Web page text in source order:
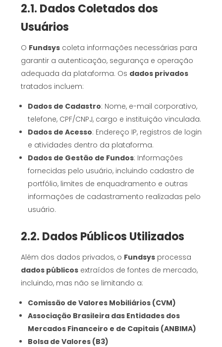
2.1. Dados Coletados dos
Usuários
O Fundsys coleta informações necessárias para
garantir a autenticação, segurança e operação
adequada da plataforma. Os dados privados
tratados incluem:
Dados de Cadastro: Nome, e-mail corporativo,
telefone, CPF/CNPJ, cargo e instituição vinculada.
Dados de Acesso: Endereço IP, registros de login
e atividades dentro da plataforma.
Dados de Gestão de Fundos: Informações
fornecidas pelo usuário, incluindo cadastro de
portfólio, limites de enquadramento e outras
informações de cadastramento realizadas pelo
usuário.
2.2. Dados Públicos Utilizados
Além dos dados privados, o Fundsys processa
dados públicos extraídos de fontes de mercado,
incluindo, mas não se limitando a:
Comissão de Valores Mobiliários (CVM)
Associação Brasileira das Entidades dos
Mercados Financeiro e de Capitais (ANBIMA)
Bolsa de Valores (B3)